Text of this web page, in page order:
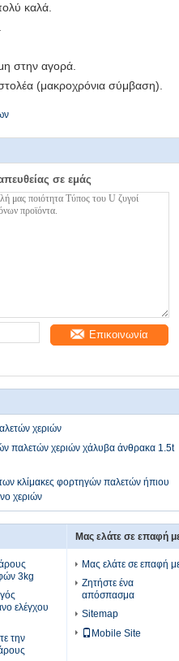
καλά.
στην αγορά.
(μακροχρόνια σύμβαση).
σε εμάς
Επικοινωνία
χεριών
παλετών χεριών χάλυβα άνθρακα 1.5t
κλίμακες φορτηγών παλετών ήπιου
χεριών
3kg
ελέγχου
την
Μας ελάτε σε επαφή
Μας ελάτε σε επαφή
Ζητήστε ένα
απόσπασμα
Sitemap
Mobile Site